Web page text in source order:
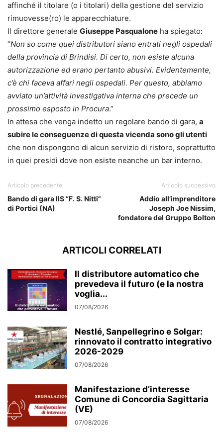
affinché il titolare (o i titolari) della gestione del servizio
rimuovesse(ro) le apparecchiature.
Il direttore generale Giuseppe Pasqualone ha spiegato:
“Non so come quei distributori siano entrati negli ospedali
della provincia di Brindisi. Di certo, non esiste alcuna
autorizzazione ed erano pertanto abusivi. Evidentemente,
c’è chi faceva affari negli ospedali. Per questo, abbiamo
avviato un’attività investigativa interna che precede un
prossimo esposto in Procura.”
In attesa che venga indetto un regolare bando di gara, a
subire le conseguenze di questa vicenda sono gli utenti
che non dispongono di alcun servizio di ristoro, soprattutto
in quei presidi dove non esiste neanche un bar interno.
Articolo precedente
Bando di gara IIS “F. S. Nitti”
di Portici (NA)
Articolo successivo
Addio all’imprenditore
Joseph Joe Nissim,
fondatore del Gruppo Bolton
ARTICOLI CORRELATI
Il distributore automatico che
prevedeva il futuro (e la nostra
voglia...
07/08/2026
Nestlé, Sanpellegrino e Solgar:
rinnovato il contratto integrativo
2026-2029
07/08/2026
Manifestazione d’interesse
Comune di Concordia Sagittaria
(VE)
07/08/2026